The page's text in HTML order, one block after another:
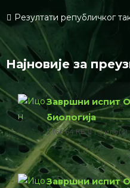
Резултати републичког
Најновије за
Завршни испит
биологија
166.64 КБ 1 филе(с)
Завршни испит